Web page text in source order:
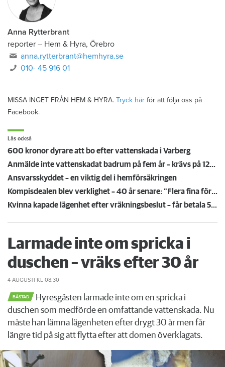
Anna Rytterbrant
reporter – Hem & Hyra, Örebro
anna.rytterbrant@hemhyra.se
010- 45 916 01
MISSA INGET FRÅN HEM & HYRA. Tryck här för att följa oss på
Facebook.
Läs också
600 kronor dyrare att bo efter vattenskada i Varberg
Anmälde inte vattenskadat badrum på fem år – krävs på 125 000 kronor
Ansvarsskyddet – en viktig del i hemförsäkringen
Kompisdealen blev verklighet – 40 år senare: "Flera fina fördelar med att dela bostad"
Kvinna kapade lägenhet efter vräkningsbeslut – får betala 50 000
Larmade inte om spricka i
duschen – vräks efter 30 år
4 AUGUSTI KL 08:30
BÅSTAD
Hyresgästen larmade inte om en spricka i
duschen som medförde en omfattande vattenskada. Nu
måste han lämna lägenheten efter drygt 30 år men får
längre tid på sig att flytta efter att domen överklagats.